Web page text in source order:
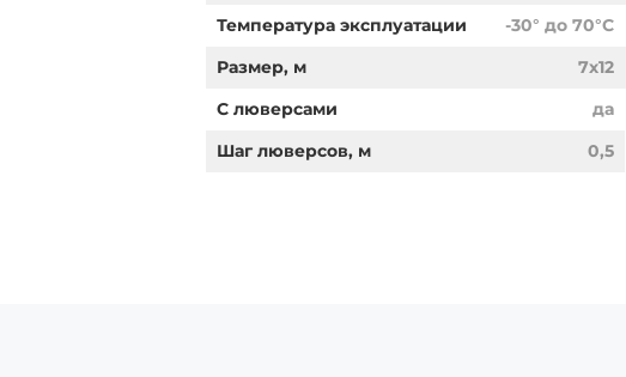
Температура эксплуатации
-30° до 70°С
Размер, м
7х12
С люверсами
да
Шаг люверсов, м
0,5